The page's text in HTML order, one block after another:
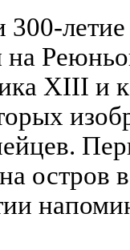
летие
на
XIII и
остров